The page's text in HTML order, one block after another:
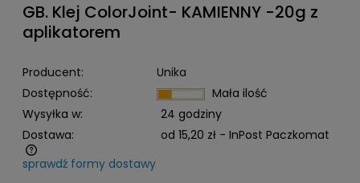
GB. Klej ColorJoint- KAMIENNY -20g z
aplikatorem
Producent:
Unika
Dostępność:
Mała ilość
Wysyłka w:
24 godziny
Dostawa:
od 15,20 zł - InPost Paczkomat
Cena nie zawiera ewentualnych kosztów płatności
sprawdź formy dostawy